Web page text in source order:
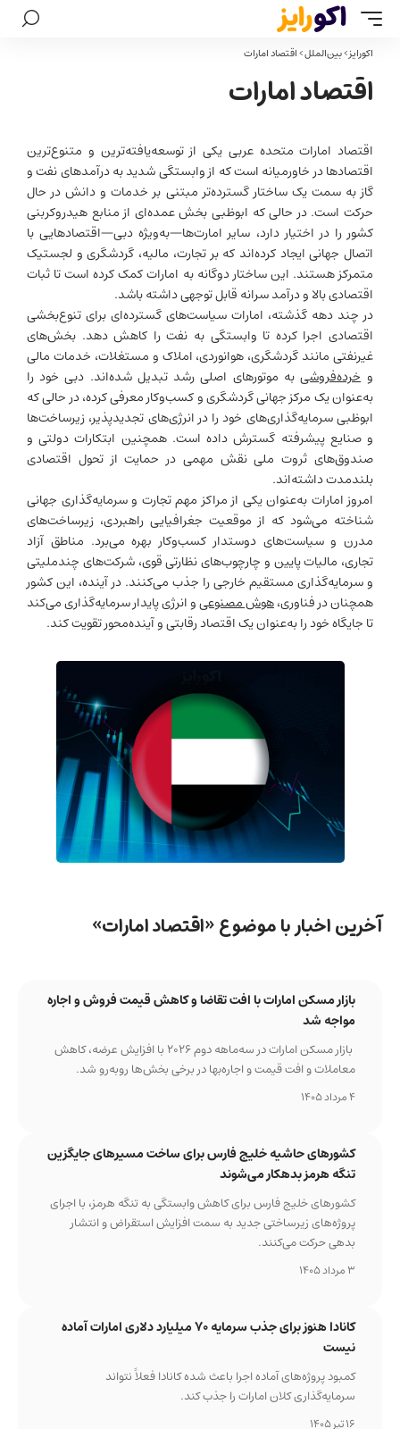
اکورایز>بین‌الملل>اقتصاد امارات
اقتصاد امارات
اقتصاد امارات متحده عربی یکی از توسعه‌یافته‌ترین و متنوع‌ترین
اقتصادها در خاورمیانه است که از وابستگی شدید به درآمدهای نفت و
گاز به سمت یک ساختار گسترده‌تر مبتنی بر خدمات و دانش در حال
حرکت است. در حالی که ابوظبی بخش عمده‌ای از منابع هیدروکربنی
کشور را در اختیار دارد، سایر امارت‌ها—به‌ویژه دبی—اقتصادهایی با
اتصال جهانی ایجاد کرده‌اند که بر تجارت، مالیه، گردشگری و لجستیک
متمرکز هستند. این ساختار دوگانه به امارات کمک کرده است تا ثبات
اقتصادی بالا و درآمد سرانه قابل توجهی داشته باشد.
در چند دهه گذشته، امارات سیاست‌های گسترده‌ای برای تنوع‌بخشی
اقتصادی اجرا کرده تا وابستگی به نفت را کاهش دهد. بخش‌های
غیرنفتی مانند گردشگری، هوانوردی، املاک و مستغلات، خدمات مالی
خرده‌فروشیبه موتورهای اصلی رشد تبدیل شده‌اند. دبی خود را
به‌عنوان یک مرکز جهانی گردشگری و کسب‌وکار معرفی کرده، در حالی که
ابوظبی سرمایه‌گذاری‌های خود را در انرژی‌های تجدیدپذیر، زیرساخت‌ها
و صنایع پیشرفته گسترش داده است. همچنین ابتکارات دولتی و
صندوق‌های ثروت ملی نقش مهمی در حمایت از تحول اقتصادی
بلندمدت داشته‌اند.
امروز امارات به‌عنوان یکی از مراکز مهم تجارت و سرمایه‌گذاری جهانی
شناخته می‌شود که از موقعیت جغرافیایی راهبردی، زیرساخت‌های
مدرن و سیاست‌های دوستدار کسب‌وکار بهره می‌برد. مناطق آزاد
تجاری، مالیات پایین و چارچوب‌های نظارتی قوی، شرکت‌های چندملیتی
و سرمایه‌گذاری مستقیم خارجی را جذب می‌کنند. در آینده، این کشور
همچنان در فناوری،هوش مصنوعیو انرژی پایدار سرمایه‌گذاری می‌کند
تا جایگاه خود را به‌عنوان یک اقتصاد رقابتی و آینده‌محور تقویت کند.
آخرین اخبار با موضوع «اقتصاد امارات»
بازار مسکن امارات با افت تقاضا و کاهش قیمت فروش و اجاره
مواجه شد
بازار مسکن امارات در سه‌ماهه دوم ۲۰۲۶ با افزایش عرضه، کاهش
معاملات و افت قیمت و اجاره‌بها در برخی بخش‌ها روبه‌رو شد.
کشورهای حاشیه خلیج فارس برای ساخت مسیرهای جایگزین
تنگه هرمز بدهکار می‌شوند
کشورهای خلیج فارس برای کاهش وابستگی به تنگه هرمز، با اجرای
پروژه‌های زیرساختی جدید به سمت افزایش استقراض و انتشار
بدهی حرکت می‌کنند.
کانادا هنوز برای جذب سرمایه ۷۰ میلیارد دلاری امارات آماده
نیست
کمبود پروژه‌های آماده اجرا باعث شده کانادا فعلاً نتواند
سرمایه‌گذاری کلان امارات را جذب کند.